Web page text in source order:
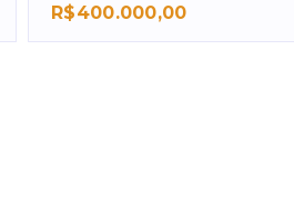
R$400.000,00